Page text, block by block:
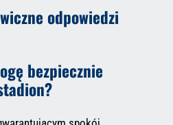
odpowiedzi
bezpiecznie